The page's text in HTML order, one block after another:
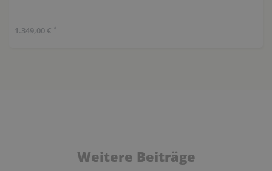
1.349,00 € *
Weitere Beiträge